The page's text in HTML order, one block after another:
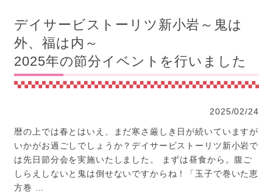
デイサービストーリツ新小岩～鬼は
外、福は内～
2025年の節分イベントを行いました
2025/02/24
暦の上では春とはいえ、まだ寒さ厳しき日が続いていますが
いかがお過ごしでしょうか？デイサービストーリツ新小岩で
は先日節分会を実施いたしました。 まずは昼食から。腹ご
しらえしないと鬼は倒せないですからね！「玉子で巻いた恵
方巻 …